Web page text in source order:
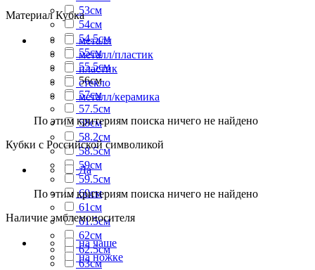
53см
54см
54.5см
55см
55.5см
56см
57см
57.5см
58см
58.2см
58.5см
59см
59.5см
60см
61см
61.5см
62см
62.5см
63см
Материал Кубка
металл
металл/пластик
пластик
стекло
металл/керамика
По этим критериям поиска ничего не найдено
Кубки с Российской символикой
Да
По этим критериям поиска ничего не найдено
Наличие эмблемоносителя
на чаше
на ножке